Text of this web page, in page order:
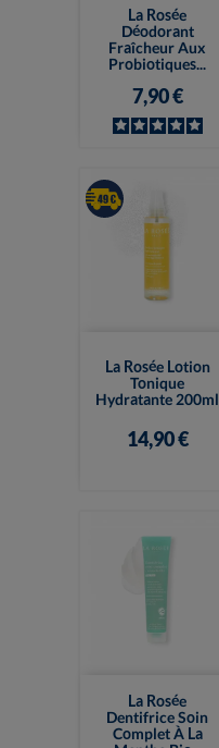
La Rosée
Déodorant
Fraîcheur Aux
Probiotiques...
7,90 €
La Rosée Lotion
Tonique
Hydratante 200ml
14,90 €
La Rosée
Dentifrice Soin
Complet À La